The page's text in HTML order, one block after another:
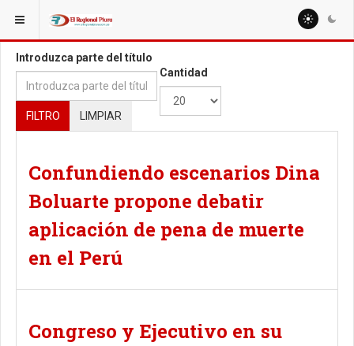
ESTÁ AQUÍ: TAGS
Introduzca parte del título
FILTRO LIMPIAR
Cantidad
Confundiendo escenarios Dina
Boluarte propone debatir
aplicación de pena de muerte
en el Perú
Congreso y Ejecutivo en su